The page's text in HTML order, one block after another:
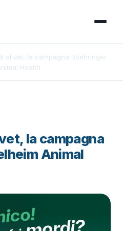
al vet, la campagna Boehringer
Health
la campagna
Animal